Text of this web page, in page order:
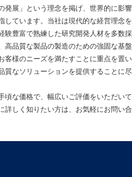
発展」という理念を掲げ、世界的に影響
しています。当社は現代的な経営理念を
験豊富で熟練した研究開発人材を多数採
高品質な製品の製造のための強固な基盤
客様のニーズを満たすことに重点を置い
質なソリューションを提供することに尽
頃な価格で、幅広いご評価をいただいて
詳しく知りたい方は、お気軽にお問い合